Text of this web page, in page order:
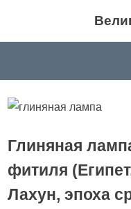
Глиняная
фитиля
Лахун, эпоха